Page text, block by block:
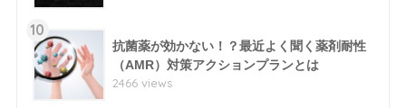
10
抗菌薬が効かない！？最近よく聞く薬剤耐性
（AMR）対策アクションプランとは
2466 views